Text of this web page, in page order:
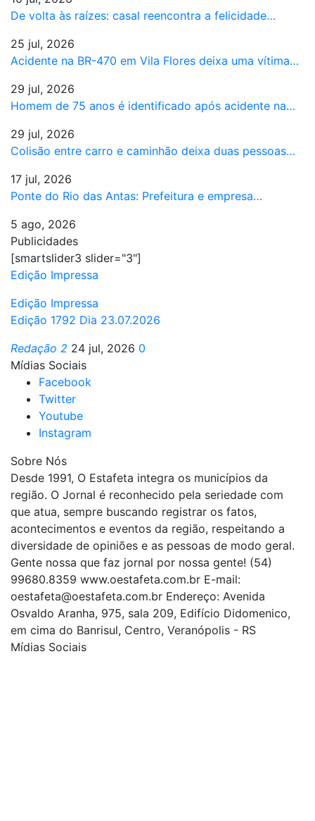
De volta às raízes: casal reencontra a felicidade…
25 jul, 2026
Acidente na BR-470 em Vila Flores deixa uma vítima…
29 jul, 2026
Homem de 75 anos é identificado após acidente na…
29 jul, 2026
Colisão entre carro e caminhão deixa duas pessoas…
17 jul, 2026
Ponte do Rio das Antas: Prefeitura e empresa…
5 ago, 2026
Publicidades
[smartslider3 slider="3"]
Edição Impressa
Edição Impressa
Edição 1792 Dia 23.07.2026
Redação 2 24 jul, 2026 0
Mídias Sociais
Facebook
Twitter
Youtube
Instagram
Sobre Nós
Desde 1991, O Estafeta integra os municípios da
região. O Jornal é reconhecido pela seriedade com
que atua, sempre buscando registrar os fatos,
acontecimentos e eventos da região, respeitando a
diversidade de opiniões e as pessoas de modo geral.
Gente nossa que faz jornal por nossa gente! (54)
99680.8359 www.oestafeta.com.br E-mail:
oestafeta@oestafeta.com.br Endereço: Avenida
Osvaldo Aranha, 975, sala 209, Edifício Didomenico,
em cima do Banrisul, Centro, Veranópolis - RS
Mídias Sociais